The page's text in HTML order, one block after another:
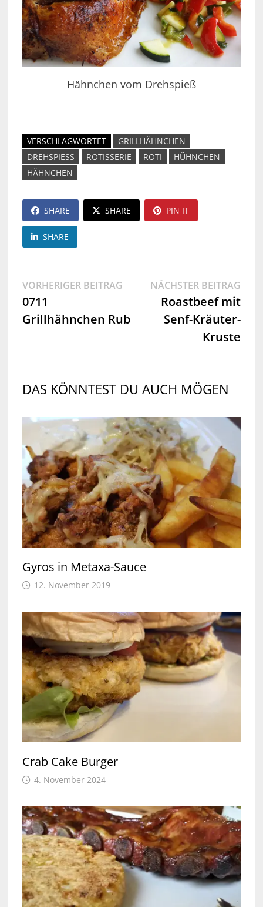
Hähnchen vom Drehspieß
VERSCHLAGWORTET
GRILLHÄHNCHEN
DREHSPIESS
ROTISSERIE ROTI
HÜHNCHEN
HÄHNCHEN
SHARE SHARE PIN IT
SHARE
Beitragsnavigation
VORHERIGER BEITRAGVorheriger
0711
Grillhähnchen Rub
NÄCHSTER BEITRAG
Roastbeef mit
Senf-Kräuter-
Kruste
DAS KÖNNTEST DU AUCH MÖGEN
Gyros in Metaxa-Sauce
12. November 2019
Crab Cake Burger
4. November 2024